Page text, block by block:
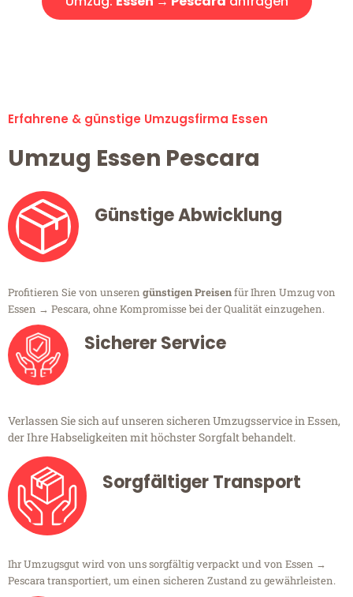
Erfahrene & günstige Umzugsfirma Essen
Umzug Essen Pescara
Günstige Abwicklung
Profitieren Sie von unseren günstigen Preisenfür Ihren Umzug von
Essen → Pescara, ohne Kompromisse bei der Qualität einzugehen.
Sicherer Service
Verlassen Sie sich auf unseren sicheren Umzugsservice in Essen,
der Ihre Habseligkeiten mit höchster Sorgfalt behandelt.
Sorgfältiger Transport
Ihr Umzugsgut wird von uns sorgfältig verpackt und von Essen →
Pescara transportiert, um einen sicheren Zustand zu gewährleisten.